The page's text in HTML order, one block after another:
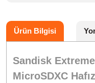
Ürün Bilgisi
Sandisk
MicroSDXC